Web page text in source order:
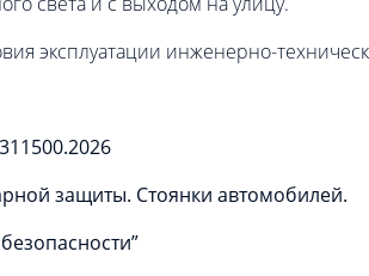
эксплуатации инженерно-
защиты. Стоянки автомобилей.